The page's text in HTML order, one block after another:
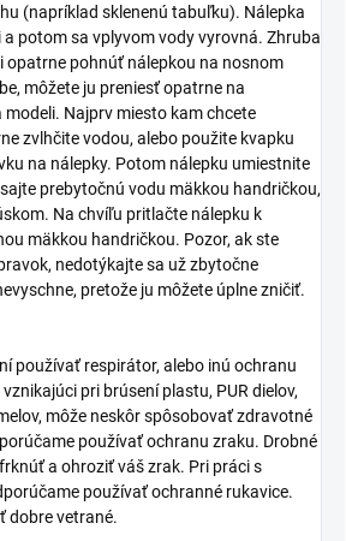
(napríklad sklenenú tabuľku). Nálepka
potom sa vplyvom vody vyrovná. Zhruba
opatrne pohnúť nálepkou na nosnom
môžete ju preniesť opatrne na
Najprv miesto kam chcete
zvlhčite vodou, alebo použite kvapku
na nálepky. Potom nálepku umiestnite
prebytočnú vodu mäkkou handričkou,
Na chvíľu pritlačte nálepku k
mäkkou handričkou. Pozor, ak ste
nedotýkajte sa už zbytočne
pretože ju môžete úplne zničiť.
používať respirátor, alebo inú ochranu
pri brúsení plastu, PUR dielov,
môže neskôr spôsobovať zdravotné
používať ochranu zraku. Drobné
a ohroziť váš zrak. Pri práci s
používať ochranné rukavice.
dobre vetrané.